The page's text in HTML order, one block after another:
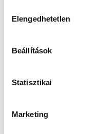
kiválasztása
Elengedhetetlen
Beállítások
Statisztikai
Marketing